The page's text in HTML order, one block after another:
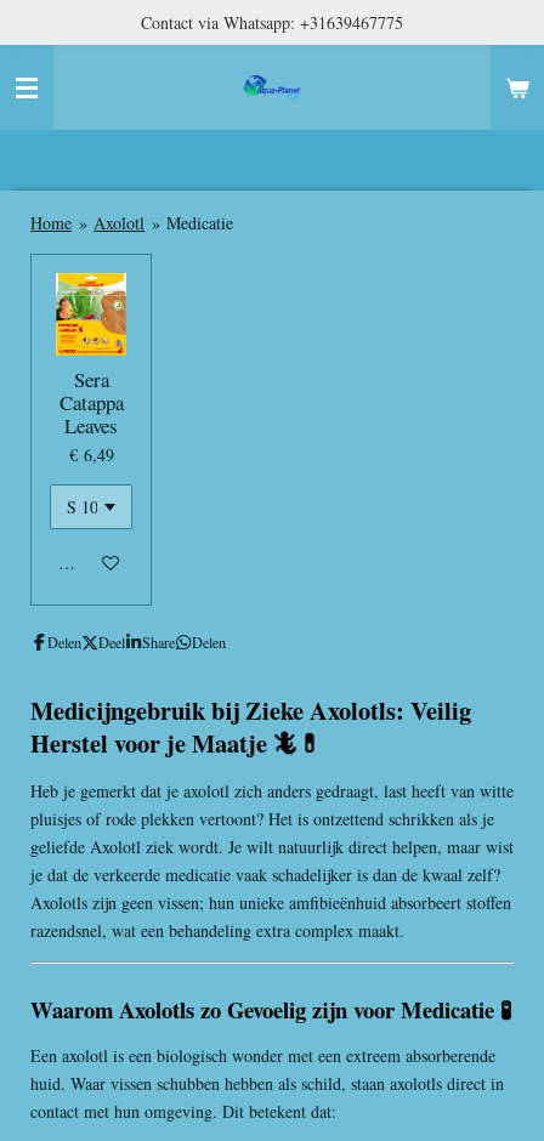
naar
hoofdinhoud
Contact via Whatsapp: +31639467775
Home » Axolotl » Medicatie
Sera
Catappa
Leaves
€ 6,49
In winkelwagen
Delen Deel Share Delen
Medicijngebruik bij Zieke Axolotls: Veilig
Herstel voor je Maatje 🦎💊
Heb je gemerkt dat je axolotl zich anders gedraagt, last heeft van witte
pluisjes of rode plekken vertoont? Het is ontzettend schrikken als je
geliefde Axolotl ziek wordt. Je wilt natuurlijk direct helpen, maar wist
je dat de verkeerde medicatie vaak schadelijker is dan de kwaal zelf?
Axolotls zijn geen vissen; hun unieke amfibieënhuid absorbeert stoffen
razendsnel, wat een behandeling extra complex maakt.
Waarom Axolotls zo Gevoelig zijn voor Medicatie 🧪
Een axolotl is een biologisch wonder met een extreem absorberende
huid. Waar vissen schubben hebben als schild, staan axolotls direct in
contact met hun omgeving. Dit betekent dat: